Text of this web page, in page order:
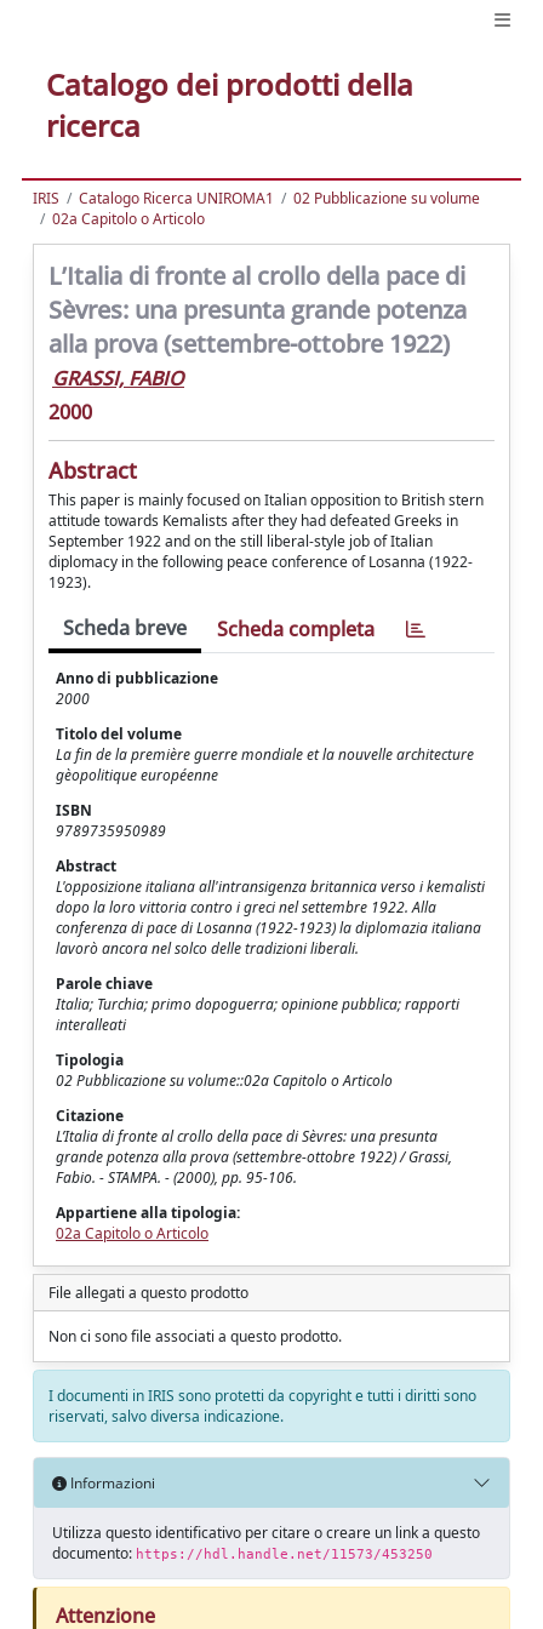
Catalogo dei prodotti della
ricerca
IRIS Catalogo Ricerca UNIROMA1
02 Pubblicazione su volume
02a Capitolo o Articolo
L’Italia di fronte al crollo della pace di
Sèvres: una presunta grande potenza
alla prova (settembre-ottobre 1922)
GRASSI, FABIO
2000
Abstract
This paper is mainly focused on Italian opposition to British stern
attitude towards Kemalists after they had defeated Greeks in
September 1922 and on the still liberal-style job of Italian
diplomacy in the following peace conference of Losanna (1922-
1923).
Scheda breve Scheda completa
Anno di pubblicazione
2000
Titolo del volume
La fin de la première guerre mondiale et la nouvelle architecture
gèopolitique européenne
ISBN
9789735950989
Abstract
L'opposizione italiana all'intransigenza britannica verso i kemalisti
dopo la loro vittoria contro i greci nel settembre 1922. Alla
conferenza di pace di Losanna (1922-1923) la diplomazia italiana
lavorò ancora nel solco delle tradizioni liberali.
Parole chiave
Italia; Turchia; primo dopoguerra; opinione pubblica; rapporti
interalleati
Tipologia
02 Pubblicazione su volume::02a Capitolo o Articolo
Citazione
L’Italia di fronte al crollo della pace di Sèvres: una presunta
grande potenza alla prova (settembre-ottobre 1922) / Grassi,
Fabio. - STAMPA. - (2000), pp. 95-106.
Appartiene alla tipologia:
02a Capitolo o Articolo
File allegati a questo prodotto
Non ci sono file associati a questo prodotto.
I documenti in IRIS sono protetti da copyright e tutti i diritti sono
riservati, salvo diversa indicazione.
Informazioni
Utilizza questo identificativo per citare o creare un link a questo
documento: https://hdl.handle.net/11573/453250
Attenzione